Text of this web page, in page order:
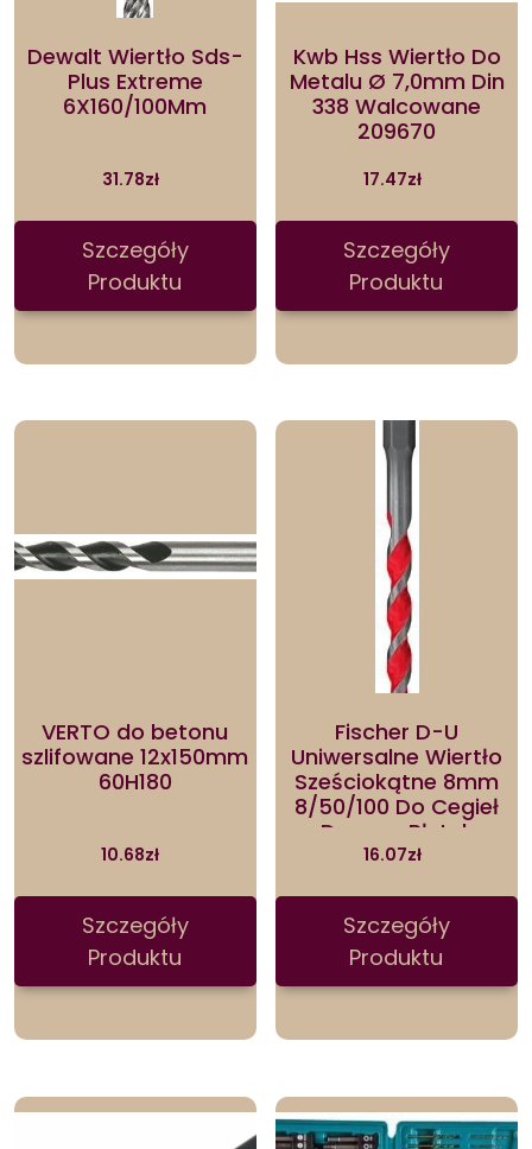
Dewalt Wiertło Sds-
Plus Extreme
6X160/100Mm
31.78zł
Szczegóły
Produktu
Kwb Hss Wiertło Do
Metalu Ø 7,0mm Din
338 Walcowane
209670
17.47zł
Szczegóły
Produktu
VERTO do betonu
szlifowane 12x150mm
60H180
10.68zł
Szczegóły
Produktu
Fischer D-U
Uniwersalne Wiertło
Sześciokątne 8mm
8/50/100 Do Cegieł
Drewna Płytek
Tworzyw Sztucznych
16.07zł
Szczegóły
Produktu